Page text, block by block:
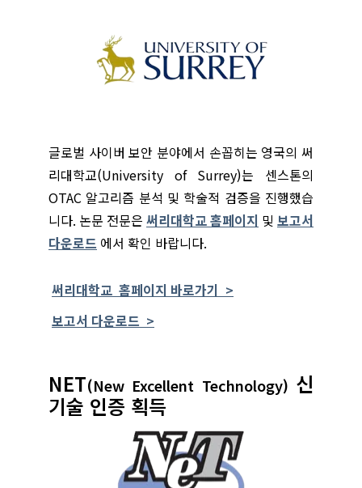
글로벌 사이버 보안 분야에서 손꼽히는 영국의 써
리대학교(University of Surrey)는 센스톤의
OTAC 알고리즘 분석 및 학술적 검증을 진행했습
니다. 논문 전문은 써리대학교 홈페이지 및 보고서
다운로드 에서 확인 바랍니다.
써리대학교 홈페이지 바로가기 >
보고서 다운로드 >
NET(New Excellent Technology) 신
기술 인증 획득